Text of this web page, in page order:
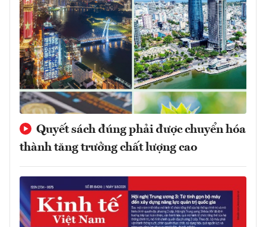
Quyết sách đúng phải được chuyển hóa
thành tăng trưởng chất lượng cao